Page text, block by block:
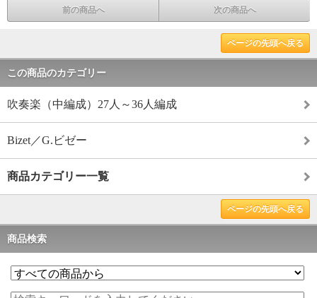
前の商品へ 次の商品へ
ページの先頭へ戻る
この商品のカテゴリー
吹奏楽（中編成）27人～36人編成
Bizet／G.ビゼー
商品カテゴリー一覧
ページの先頭へ戻る
商品検索